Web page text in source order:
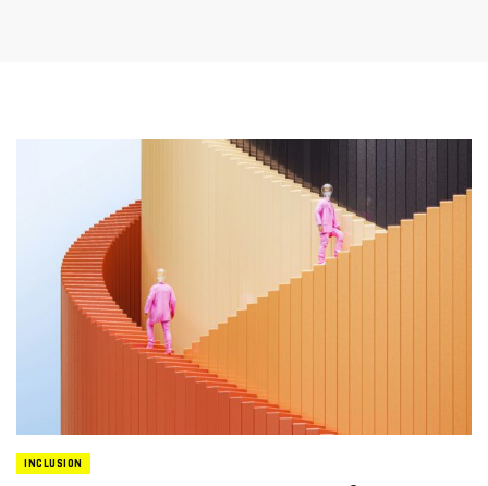
INCLUSION